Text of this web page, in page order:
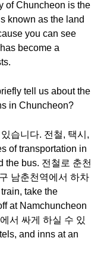
of Chuncheon is the
known as the land
you can see
become a
tell us about the
in Chuncheon?
습니다. 전철, 택시,
of transportation in
the bus. 전철로 춘천
남춘천역에서 하차
take the
at Namchuncheon
서 싸게 하실 수 있
and inns at an